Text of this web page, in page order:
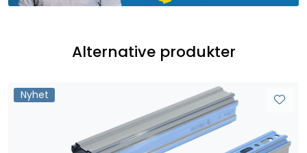
Alternative produkter
Nyhet